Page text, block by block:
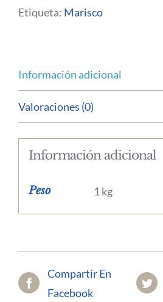
Etiqueta: Marisco
Información adicional
Valoraciones (0)
Información adicional
Peso 1 kg
Compartir En
Facebook